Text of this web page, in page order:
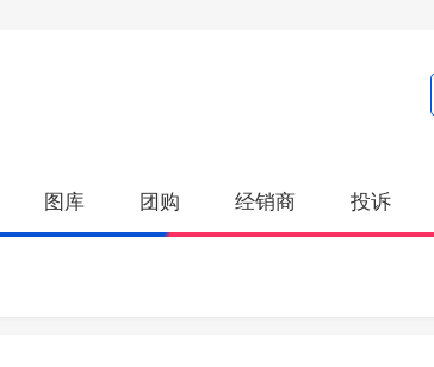
图库 团购 经销商 投诉